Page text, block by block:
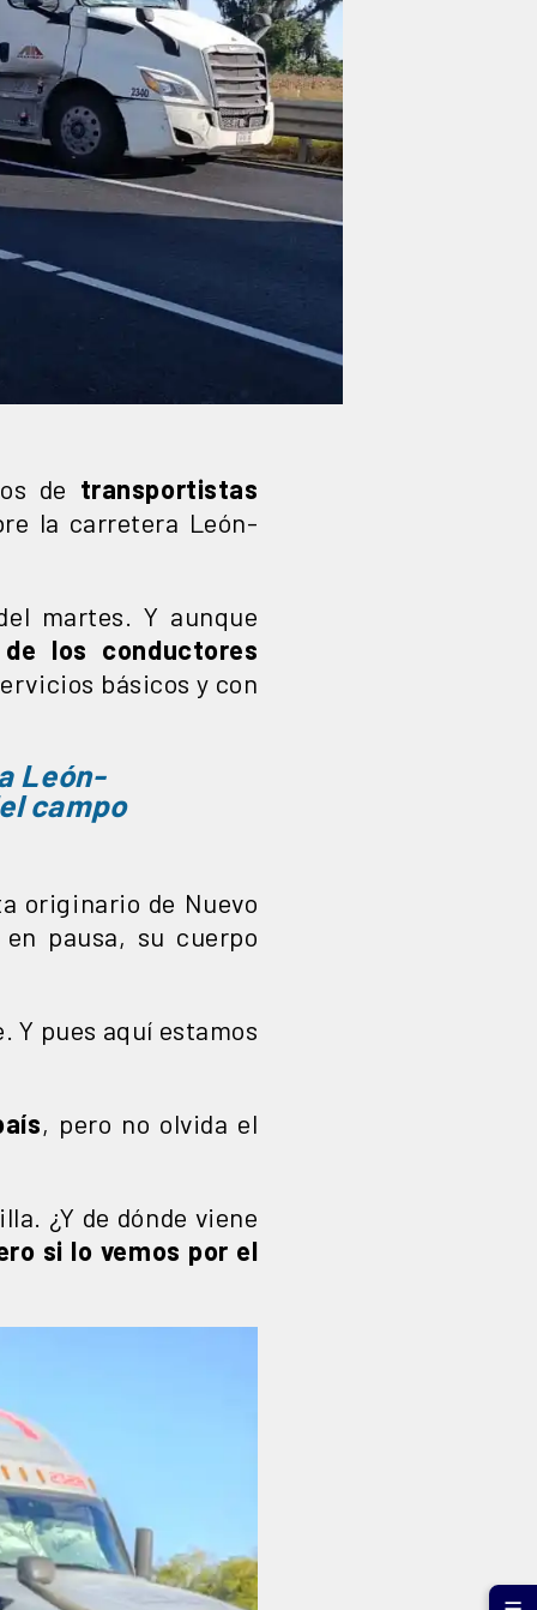
de transportistas
la carretera León-
martes. Y aunque
los conductores
básicos y con
León-
campo
originario de Nuevo
pausa, su cuerpo
Y pues aquí estamos
, pero no olvida el
¿Y de dónde viene
si lo vemos por el